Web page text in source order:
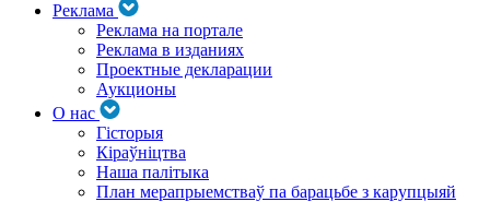
Реклама
Реклама на портале
Реклама в изданиях
Проектные декларации
Аукционы
О нас
Гісторыя
Кіраўніцтва
Наша палітыка
План мерапрыемстваў па барацьбе з карупцыяй